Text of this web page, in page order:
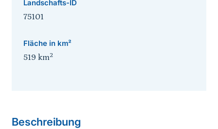
Landschafts-ID
75101
Fläche in km²
519 km2
Beschreibung